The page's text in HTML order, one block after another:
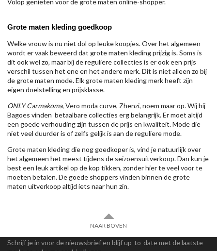
Grote maten kleding goedkoop
Welke vrouw is nu niet dol op leuke koopjes. Over het algemeen
wordt er vaak beweerd dat grote maten kleding prijzig is. Soms is
dit ook wel zo, maar bij de reguliere collecties is er ook een prijs
verschil tussen het ene en het andere merk. Dit is niet alleen zo bij
de grote maten mode. Elk grote maten kleding merk heeft zijn
eigen doelstelling en prijsklasse.
ONLY Carmakoma, Vero moda curve, Zhenzi, noem maar op. Wij bij
Bagoes vinden betaalbare collecties erg belangrijk. Er moet altijd
een goede verhouding zijn tussen de prijs en kwaliteit. Mode die
niet veel duurder is of zelfs gelijk is aan de reguliere mode.
Grote maten kleding die nog goedkoper is, vind je natuurlijk over
het algemeen het meest tijdens de seizoensuitverkoop. Dan kun je
best een leuk artikel op de kop tikken, zonder hier te veel voor te
moeten betalen. De goede shoppers vinden binnen de grote
maten uitverkoop altijd iets naar hun zin.
NAAR BOVEN
Schrijf je in voor de nieuwsbrief en blijf up-to-date met de laatste